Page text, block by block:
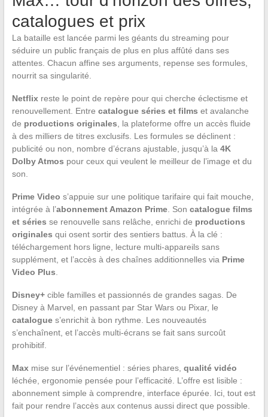
catalogues et prix
La bataille est lancée parmi les géants du streaming pour
séduire un public français de plus en plus affûté dans ses
attentes. Chacun affine ses arguments, repense ses formules,
nourrit sa singularité.
Netflixreste le point de repère pour qui cherche éclectisme et
renouvellement. Entre catalogue séries et films et avalanche
de productions originales , la plateforme offre un accès fluide
à des milliers de titres exclusifs. Les formules se déclinent :
publicité ou non, nombre d’écrans ajustable, jusqu’à la 4K
Dolby Atmos pour ceux qui veulent le meilleur de l’image et du
son.
Prime Video s’appuie sur une politique tarifaire qui fait mouche,
intégrée à l’abonnement Amazon Prime. Son catalogue films
et séries se renouvelle sans relâche, enrichi de productions
originales qui osent sortir des sentiers battus. À la clé :
téléchargement hors ligne, lecture multi-appareils sans
supplément, et l’accès à des chaînes additionnelles via Prime
Video Plus
Disney+cible familles et passionnés de grandes sagas. De
Disney à Marvel, en passant par Star Wars ou Pixar, le
catalogues’enrichit à bon rythme. Les nouveautés
s’enchaînent, et l’accès multi-écrans se fait sans surcoût
prohibitif.
Maxmise sur l’événementiel : séries phares, qualité vidéo
léchée, ergonomie pensée pour l’efficacité. L’offre est lisible :
abonnement simple à comprendre, interface épurée. Ici, tout est
fait pour rendre l’accès aux contenus aussi direct que possible.